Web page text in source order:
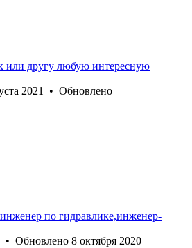
или другу любую интересную
2021 • Обновлено
по гидравлике,инженер-
• Обновлено 8 октября 2020